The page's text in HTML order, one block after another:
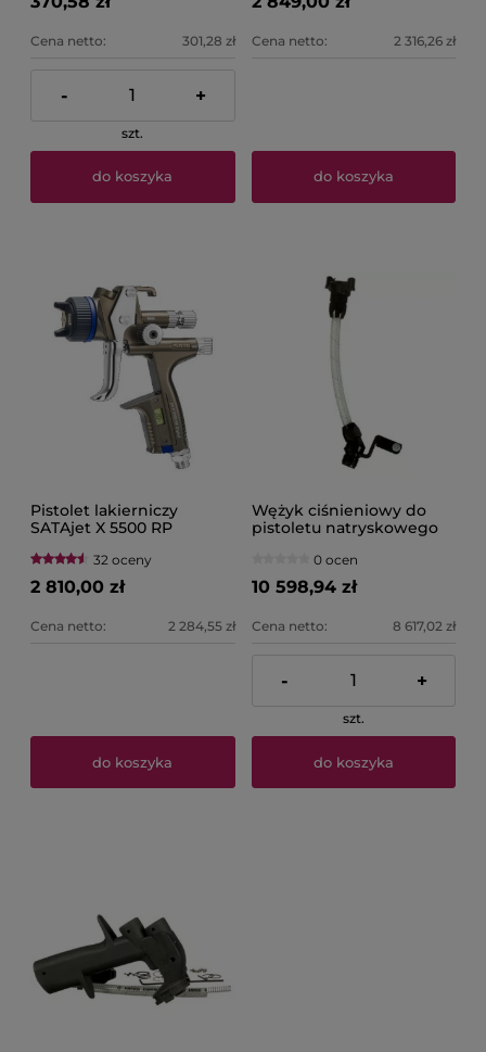
Cena netto: 301,28 zł
- +
szt.
do koszyka
Cena netto: 2 316,26 zł
do koszyka
Pistolet lakierniczy
SATAjet X 5500 RP
32 oceny
2 810,00 zł
Cena netto: 2 284,55 zł
do koszyka
Wężyk ciśnieniowy do
pistoletu natryskowego
0 ocen
10 598,94 zł
Cena netto: 8 617,02 zł
- +
szt.
do koszyka